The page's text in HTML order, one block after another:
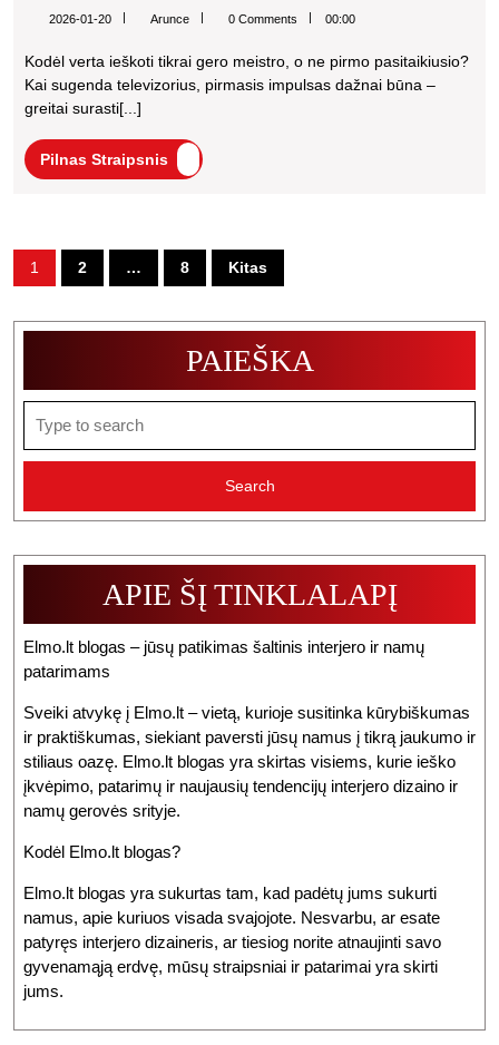
kainų
elmos
namų
integracija
Elmos
Namų
2026-01-20 ArunceArunce 0 Comments 00:00
Kodėl verta ieškoti tikrai gero meistro, o ne pirmo pasitaikiusio?
Kai sugenda televizorius, pirmasis impulsas dažnai būna –
greitai surasti[...]
Pilnas Straipsnis
Pilnas
Įrašų
puslapiavimas
1 2 … 8 Kitas
PAIEŠKA
for:
APIE ŠĮ TINKLALAPĮ
Elmo.lt blogas – jūsų patikimas šaltinis interjero ir namų
patarimams
Sveiki atvykę į Elmo.lt – vietą, kurioje susitinka kūrybiškumas
ir praktiškumas, siekiant paversti jūsų namus į tikrą jaukumo ir
stiliaus oazę. Elmo.lt blogas yra skirtas visiems, kurie ieško
įkvėpimo, patarimų ir naujausių tendencijų interjero dizaino ir
namų gerovės srityje.
Kodėl Elmo.lt blogas?
Elmo.lt blogas yra sukurtas tam, kad padėtų jums sukurti
namus, apie kuriuos visada svajojote. Nesvarbu, ar esate
patyręs interjero dizaineris, ar tiesiog norite atnaujinti savo
gyvenamąją erdvę, mūsų straipsniai ir patarimai yra skirti
jums.